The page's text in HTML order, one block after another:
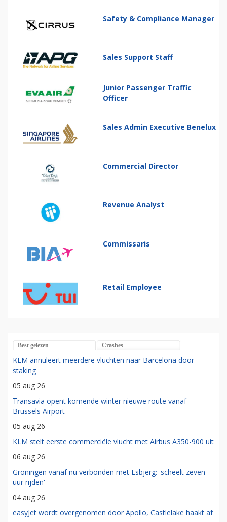
Safety & Compliance Manager
Sales Support Staff
Junior Passenger Traffic
Officer
Sales Admin Executive Benelux
Commercial Director
Revenue Analyst
Commissaris
Retail Employee
Best gelezen Crashes
KLM annuleert meerdere vluchten naar Barcelona door
staking
05 aug 26
Transavia opent komende winter nieuwe route vanaf
Brussels Airport
05 aug 26
KLM stelt eerste commerciële vlucht met Airbus A350-900 uit
06 aug 26
Groningen vanaf nu verbonden met Esbjerg: 'scheelt zeven
uur rijden'
04 aug 26
easyJet wordt overgenomen door Apollo, Castlelake haakt af